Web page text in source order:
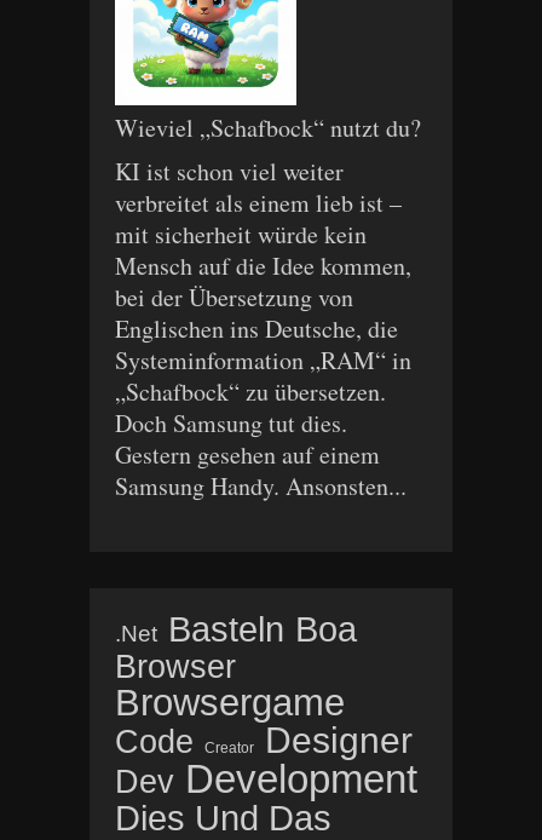
Wieviel „Schafbock“ nutzt du?
KI ist schon viel weiter
verbreitet als einem lieb ist –
mit sicherheit würde kein
Mensch auf die Idee kommen,
bei der Übersetzung von
Englischen ins Deutsche, die
Systeminformation „RAM“ in
„Schafbock“ zu übersetzen.
Doch Samsung tut dies.
Gestern gesehen auf einem
Samsung Handy. Ansonsten...
.net Basteln Boa
Browser
Browsergame
Code Creator Designer
Dev Development
Dies Und Das